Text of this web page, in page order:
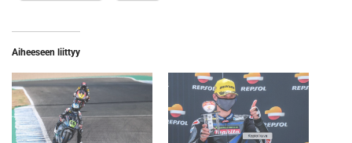
Aiheeseen liittyy